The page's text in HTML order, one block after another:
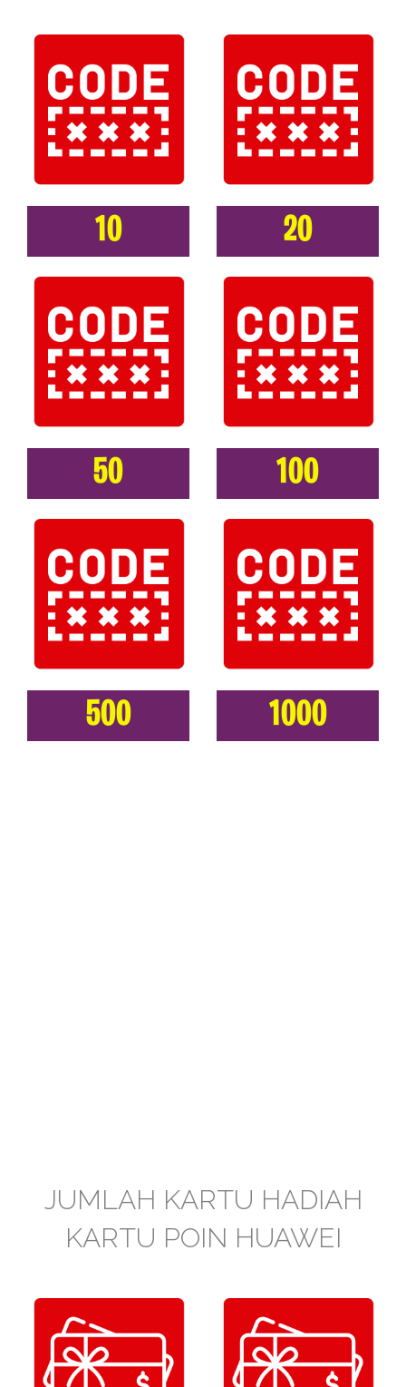
10 20
50 100
500 1000
JUMLAH KARTU HADIAH
KARTU POIN HUAWEI